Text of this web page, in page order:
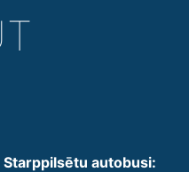
Starppilsētu autobusi: